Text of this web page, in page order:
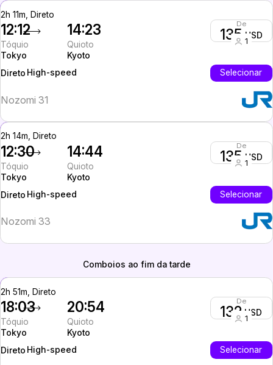
2h 11m, Direto
12:12
Tóquio
Tokyo
14:23
Quioto
Kyoto
De
135 USD
1
Direto High-speed Selecionar
Nozomi 31
2h 14m, Direto
12:30
Tóquio
Tokyo
14:44
Quioto
Kyoto
De
135 USD
1
Direto High-speed Selecionar
Nozomi 33
Comboios ao fim da tarde
2h 51m, Direto
18:03
Tóquio
Tokyo
20:54
Quioto
Kyoto
De
132 USD
1
Direto High-speed Selecionar